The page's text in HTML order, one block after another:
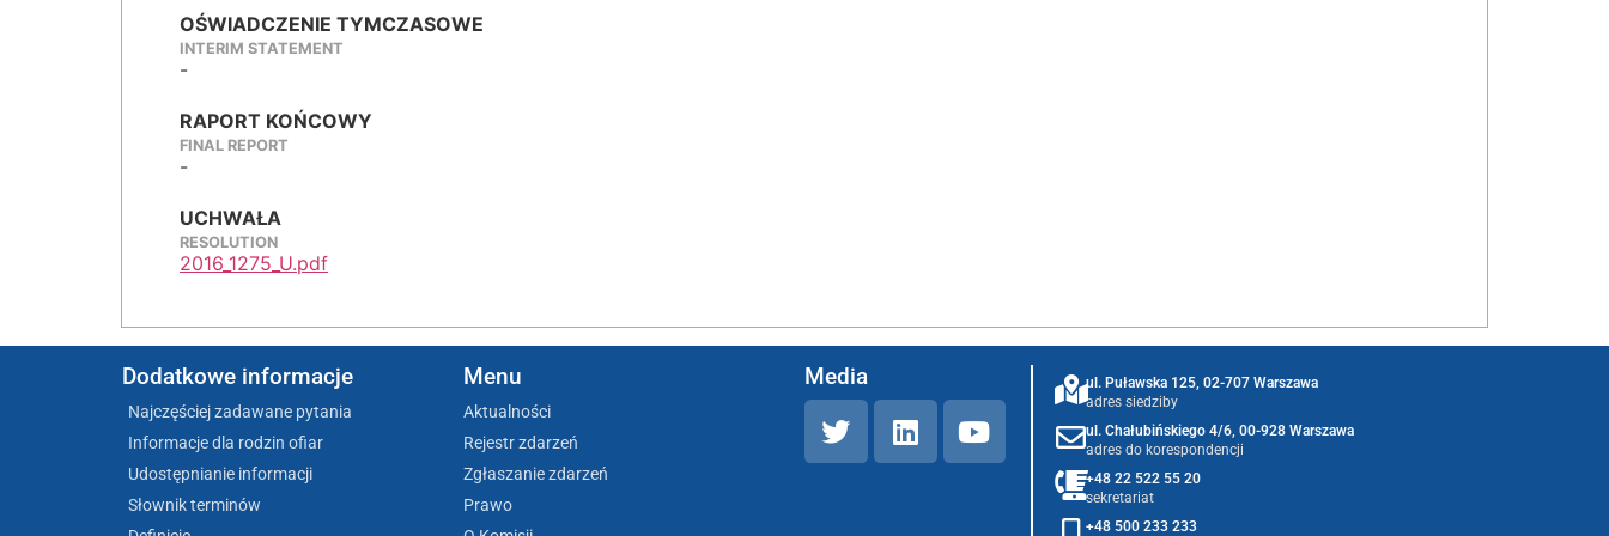
OŚWIADCZENIE TYMCZASOWE
INTERIM STATEMENT
-
RAPORT KOŃCOWY
FINAL REPORT
-
UCHWAŁA
RESOLUTION
2016_1275_U.pdf
Dodatkowe informacje
Najczęściej zadawane pytania
Informacje dla rodzin ofiar
Udostępnianie informacji
Słownik terminów
Menu
Aktualności
Rejestr zdarzeń
Zgłaszanie zdarzeń
Prawo
Media
ul. Puławska 125, 02-707 Warszawa
adres siedziby
ul. Chałubińskiego 4/6, 00-928 Warszawa
adres do korespondencji
+48 22 522 55 20
sekretariat
+48 500 233 233